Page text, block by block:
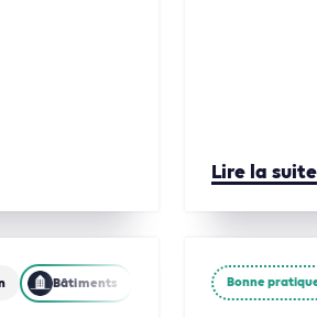
Lire la suite
Bâtiments Mobilités Bonne